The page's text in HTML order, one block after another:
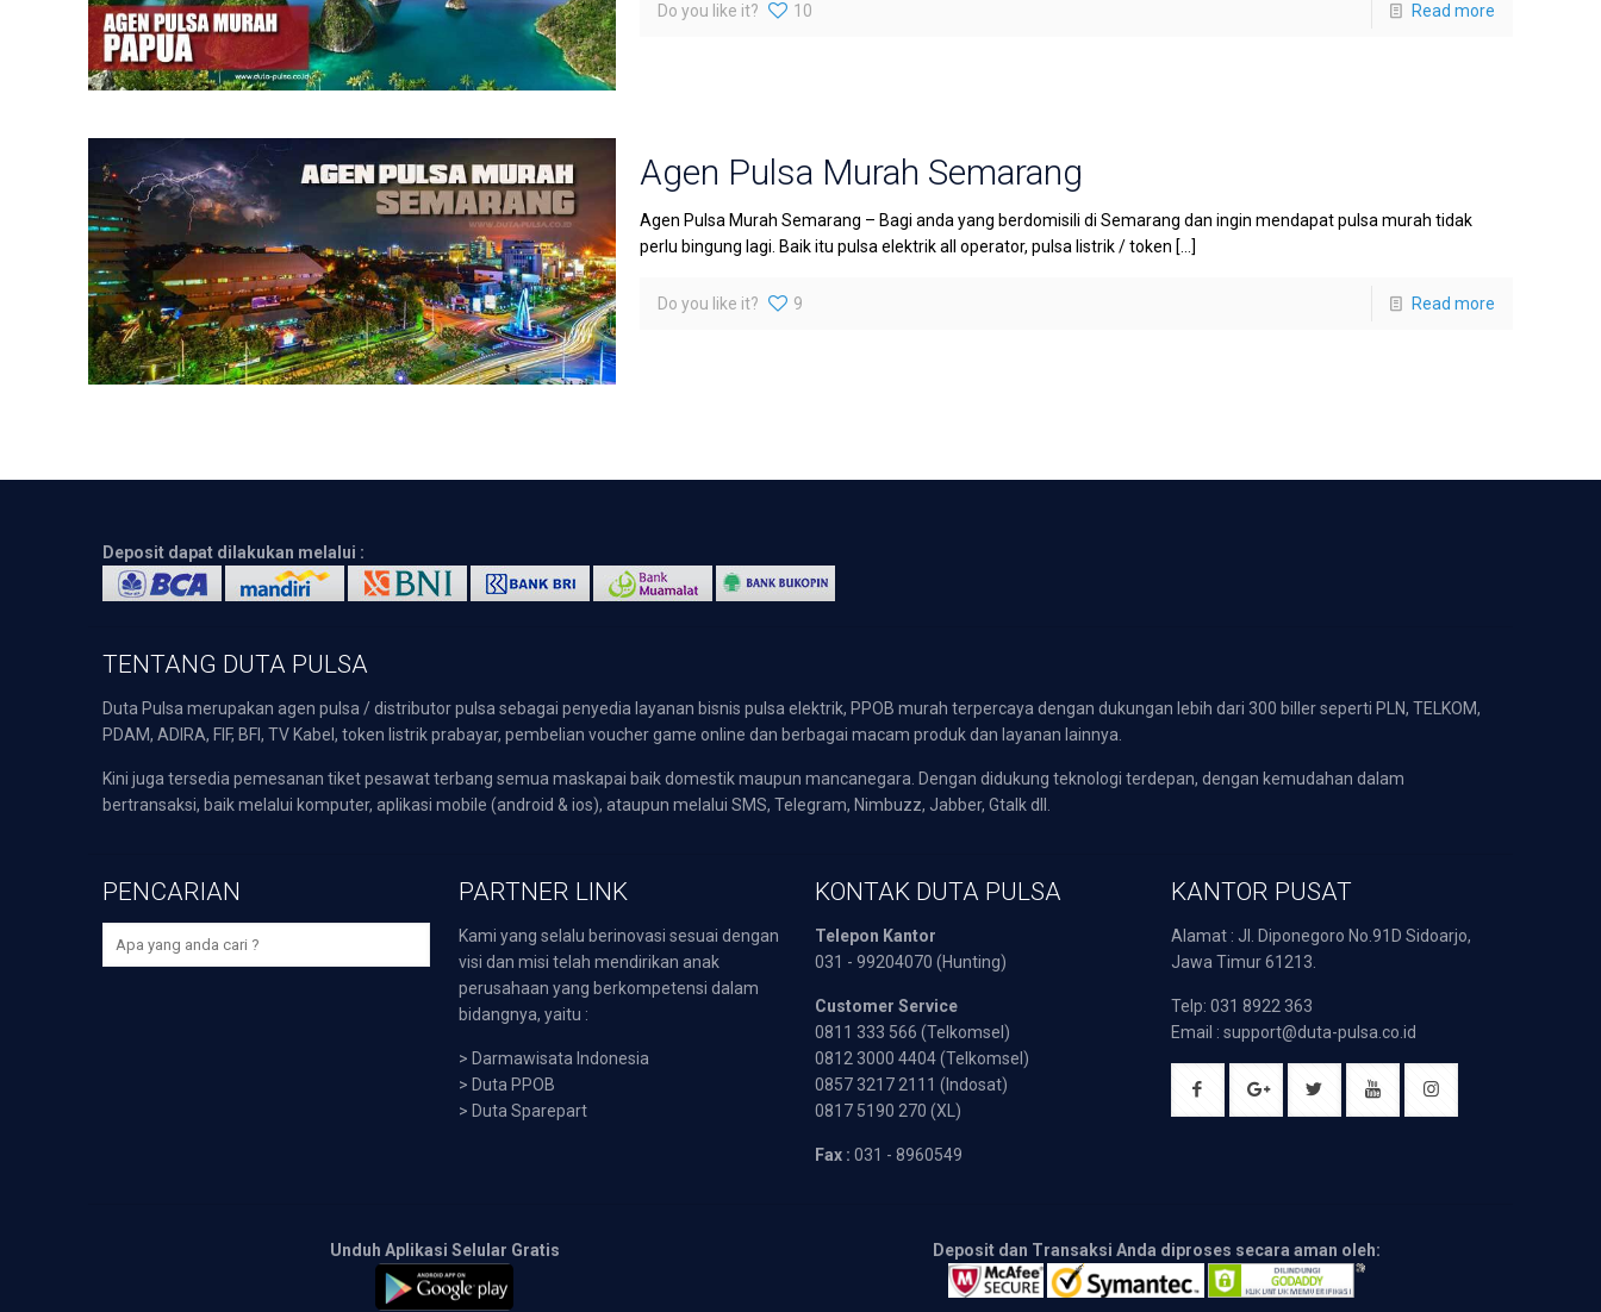
Do you like it? 10 Read more
Agen Pulsa Murah Semarang
Agen Pulsa Murah Semarang – Bagi anda yang berdomisili di Semarang dan ingin mendapat pulsa murah tidak
perlu bingung lagi. Baik itu pulsa elektrik all operator, pulsa listrik / token […]
Do you like it? 9 Read more
Deposit dapat dilakukan melalui :
TENTANG DUTA PULSA
Duta Pulsa merupakan agen pulsa / distributor pulsa sebagai penyedia layanan bisnis pulsa elektrik, PPOB murah terpercaya dengan dukungan lebih dari 300 biller seperti PLN, TELKOM,
PDAM, ADIRA, FIF, BFI, TV Kabel, token listrik prabayar, pembelian voucher game online dan berbagai macam produk dan layanan lainnya.
Kini juga tersedia pemesanan tiket pesawat terbang semua maskapai baik domestik maupun mancanegara. Dengan didukung teknologi terdepan, dengan kemudahan dalam
bertransaksi, baik melalui komputer, aplikasi mobile (android & ios), ataupun melalui SMS, Telegram, Nimbuzz, Jabber, Gtalk dll.
PENCARIAN PARTNER LINK
Kami yang selalu berinovasi sesuai dengan
visi dan misi telah mendirikan anak
perusahaan yang berkompetensi dalam
bidangnya, yaitu :
>Darmawisata Indonesia
>Duta PPOB
>Duta Sparepart
KONTAK DUTA PULSA
Telepon Kantor
031 - 99204070 (Hunting)
Customer Service
0811 333 566 (Telkomsel)
0812 3000 4404 (Telkomsel)
0857 3217 2111 (Indosat)
0817 5190 270 (XL)
Fax : 031 - 8960549
KANTOR PUSAT
Alamat : Jl. Diponegoro No.91D Sidoarjo,
Jawa Timur 61213.
Telp: 031 8922 363
Email : support@duta-pulsa.co.id
Unduh Aplikasi Selular Gratis Deposit dan Transaksi Anda diproses secara aman oleh: